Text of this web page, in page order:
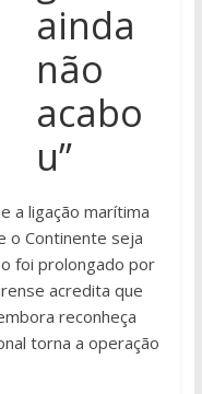
ainda
não
acabo
u”
a ligação marítima
o Continente seja
foi prolongado por
acredita que
reconheça
torna a operação